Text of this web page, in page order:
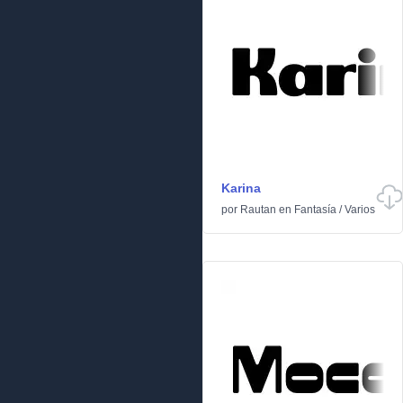
Karina
por Rautan en Fantasía /Varios